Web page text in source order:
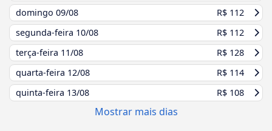
domingo 09/08
R$ 112
segunda-feira 10/08
R$ 112
terça-feira 11/08
R$ 128
quarta-feira 12/08
R$ 114
quinta-feira 13/08 R$ 108
Mostrar mais dias